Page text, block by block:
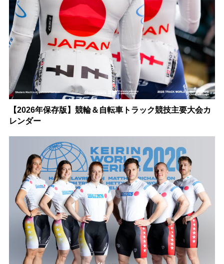
【2026年保存版】競輪＆自転車トラック競技主要大会カ
レンダー